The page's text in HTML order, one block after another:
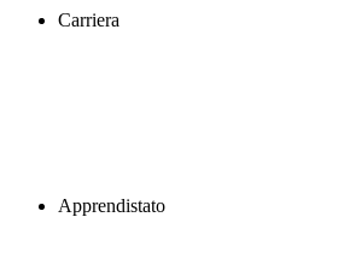
Carriera
Apprendistato